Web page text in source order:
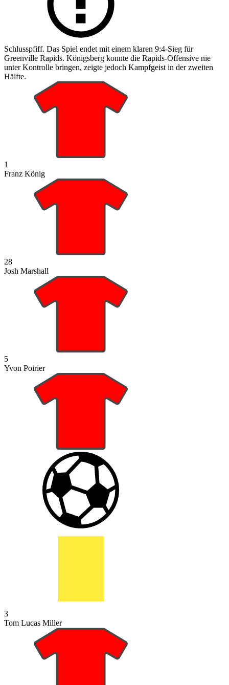
Schlusspfiff. Das Spiel endet mit einem klaren 9:4-Sieg für
Greenville Rapids. Königsberg konnte die Rapids-Offensive nie
unter Kontrolle bringen, zeigte jedoch Kampfgeist in der zweiten
Hälfte.
1
Franz König
28
Josh Marshall
5
Yvon Poirier
3
Tom Lucas Miller